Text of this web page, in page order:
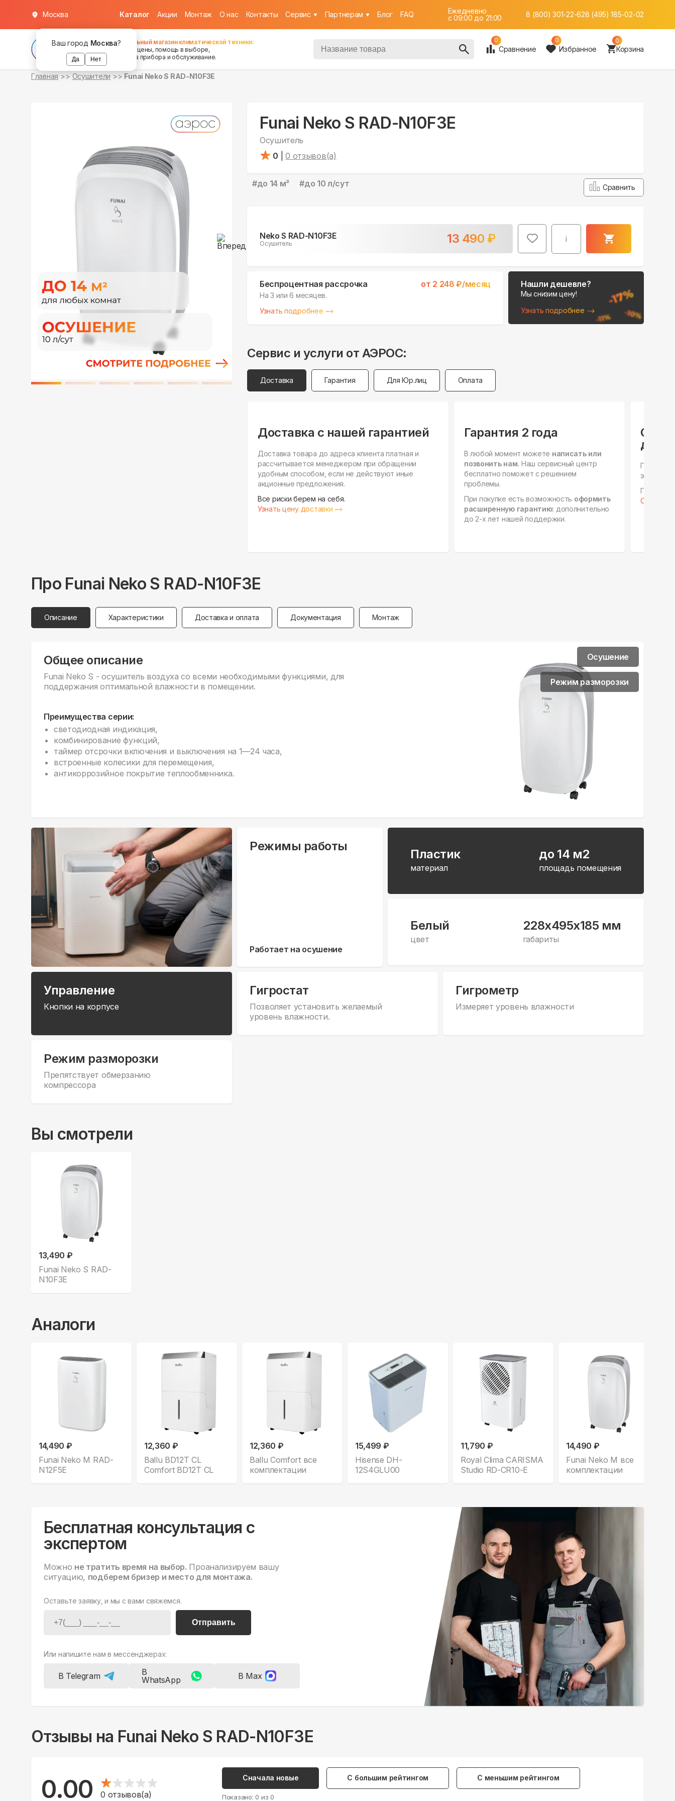
Ваш город Москва?
Да Нет
Москва Каталог Акции Монтаж О нас Контакты Cервис Партнерам Блог FAQ
Ежедневно
c 09:00 до 21:00
8 (800) 301-22-628 (495) 185-02-02
Федеральный магазин климатической техники:
хорошие цены, помощь в выборе,
установка прибора и обслуживание.
0
Сравнение
0
Избранное
0
Корзина
Главная Осушители Funai Neko S RAD-N10F3E
Funai Neko S RAD-N10F3E
Осушитель
0
0 отзывов(а)
#до 14 м² #до 10 л/сут Сравнить
Neko S RAD-N10F3E
Осушитель 13 490 ₽ i
уточняйте
Беспроцентная рассрочка от 2 248 ₽/месяц
На 3 или 6 месяцев.
Узнать подробнее
Нашли дешевле?
Мы снизим цену!
Узнать подробнее
Сервис и услуги от АЭРОС:
Доставка Гарантия Для Юр.лиц Оплата
Доставка с нашей гарантией
Доставка товара до адреса клиента платная и
рассчитывается менеджером при обращении
удобным способом, если не действуют иные
акционные предложения.
Все риски берем на себя.
Узнать цену доставки
Гарантия 2 года
В любой момент можете написать или
позвонить нам. Наш сервисный центр
бесплатно поможет с решением
проблемы.
При покупке есть возможность оформить
расширенную гарантию: дополнительно
до 2-х лет нашей поддержки.
для
этапах,
Готовы к
Про Funai Neko S RAD-N10F3E
Описание Характеристики Доставка и оплата Документация Монтаж
Общее описание
Funai Neko S - осушитель воздуха со всеми необходимыми функциями, для
поддержания оптимальной влажности в помещении.
Преимущества серии:
светодиодная индикация,
комбинирование функций,
таймер отсрочки включения и выключения на 1—24 часа,
встроенные колесики для перемещения,
антикоррозийное покрытие теплообменника.
Осушение
Режим разморозки
Режимы работы
Работает на осушение
Пластик
материал
до 14 м2
площадь помещения
Белый
цвет
228x495x185 мм
габариты
Управление
Кнопки на корпусе
Гигростат
Позволяет установить желаемый
уровень влажности.
Гигрометр
Измеряет уровень влажности
Режим разморозки
Препятствует обмерзанию
компрессора
Вы смотрели
13,490 ₽
Funai Neko S RAD-
N10F3E
Аналоги
14,490 ₽
Funai Neko M RAD-
N12F5E
12,360 ₽
Ballu BD12T CL
Comfort BD12T CL
12,360 ₽
Ballu Comfort все
комплектации
15,499 ₽
Hisense DH-
12S4GLU00
11,790 ₽
Royal Clima CARISMA
Studio RD-CR10-E
14,490 ₽
Funai Neko M все
комплектации
Бесплатная консультация с
экспертом
Можно не тратить время на выбор. Проанализируем вашу
ситуацию, подберем бризер и место для монтажа.
Оставьте заявку, и мы с вами свяжемся.
Отправить
Или напишите нам в мессенджерах:
В Telegram
В
WhatsApp
В Max
Отзывы на Funai Neko S RAD-N10F3E
0.00 0 отзывов(а)
Сначала новые С большим рейтингом С меньшим рейтингом
Показано: 0 из 0